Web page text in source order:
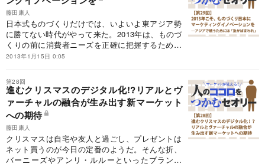
藤田康人
日本式ものづくりだけでは、いよいよ東アジア勢
に勝てない時代がやって来た。2013年は、ものづ
くりの前に消費者ニーズを正確に把握するための
統合型マーケティングのプロセスを日本の企業に
2013年1月15日 0:05
第28回
進むクリスマスのデジタル化!?リアルとヴ
ァーチャルの融合が生み出す新マーケット
への期待
藤田康人
クリスマスは自宅や友人と過ごし、プレゼントは
ネット買うのが今日の定番のようだ。そんな折、
バーニーズやアンリ・ルルーといったブランド